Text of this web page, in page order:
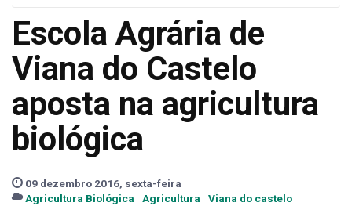
Escola Agrária de
Viana do Castelo
aposta na agricultura
biológica
09 dezembro 2016, sexta-feira
Agricultura Biológica
Agricultura Viana do castelo